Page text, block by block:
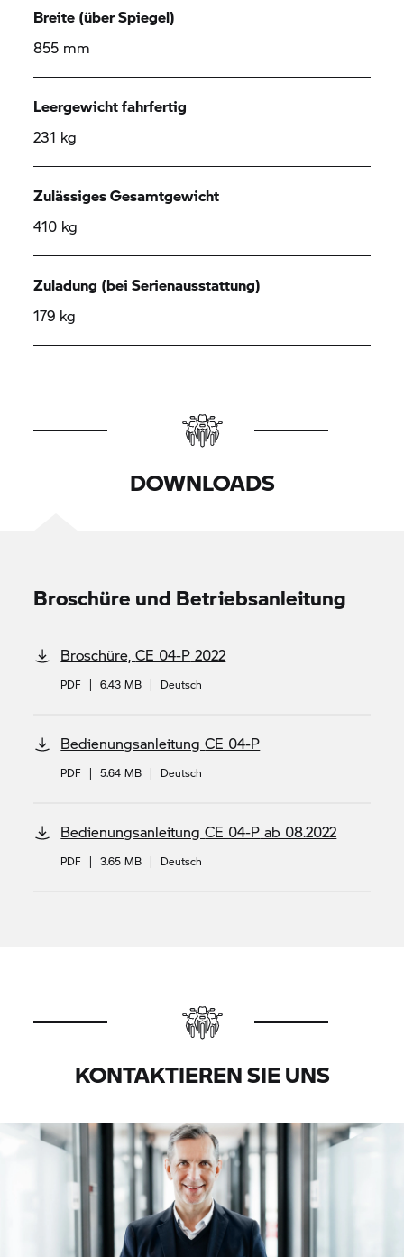
Breite (über Spiegel)
855 mm
Leergewicht fahrfertig
231 kg
Zulässiges Gesamtgewicht
410 kg
Zuladung (bei Serienausstattung)
179 kg
DOWNLOADS
Broschüre und Betriebsanleitung
Broschüre,CE 04-P 2022
PDF | 6.43 MB | Deutsch
BedienungsanleitungCE 04-P
PDF | 5.64 MB | Deutsch
BedienungsanleitungCE 04-P ab 08.2022
PDF | 3.65 MB | Deutsch
KONTAKTIEREN SIE UNS